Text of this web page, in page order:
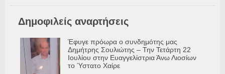
Δημοφιλείς αναρτήσεις
Έφυγε πρόωρα ο συνδημότης μας
Δημήτρης Σουλιώτης – Την Τετάρτη 22
Ιουλίου στην Ευαγγελίστρια Άνω Λιοσίων
το Ύστατο Χαίρε